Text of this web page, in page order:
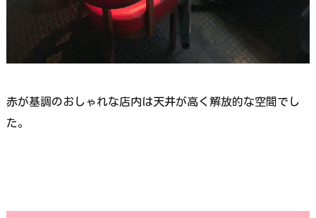
赤が基調のおしゃれな店内は天井が高く解放的な空間でし
た。